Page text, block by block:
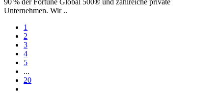
Unternehmen. Wir ..
1
2
3
4
5
...
20